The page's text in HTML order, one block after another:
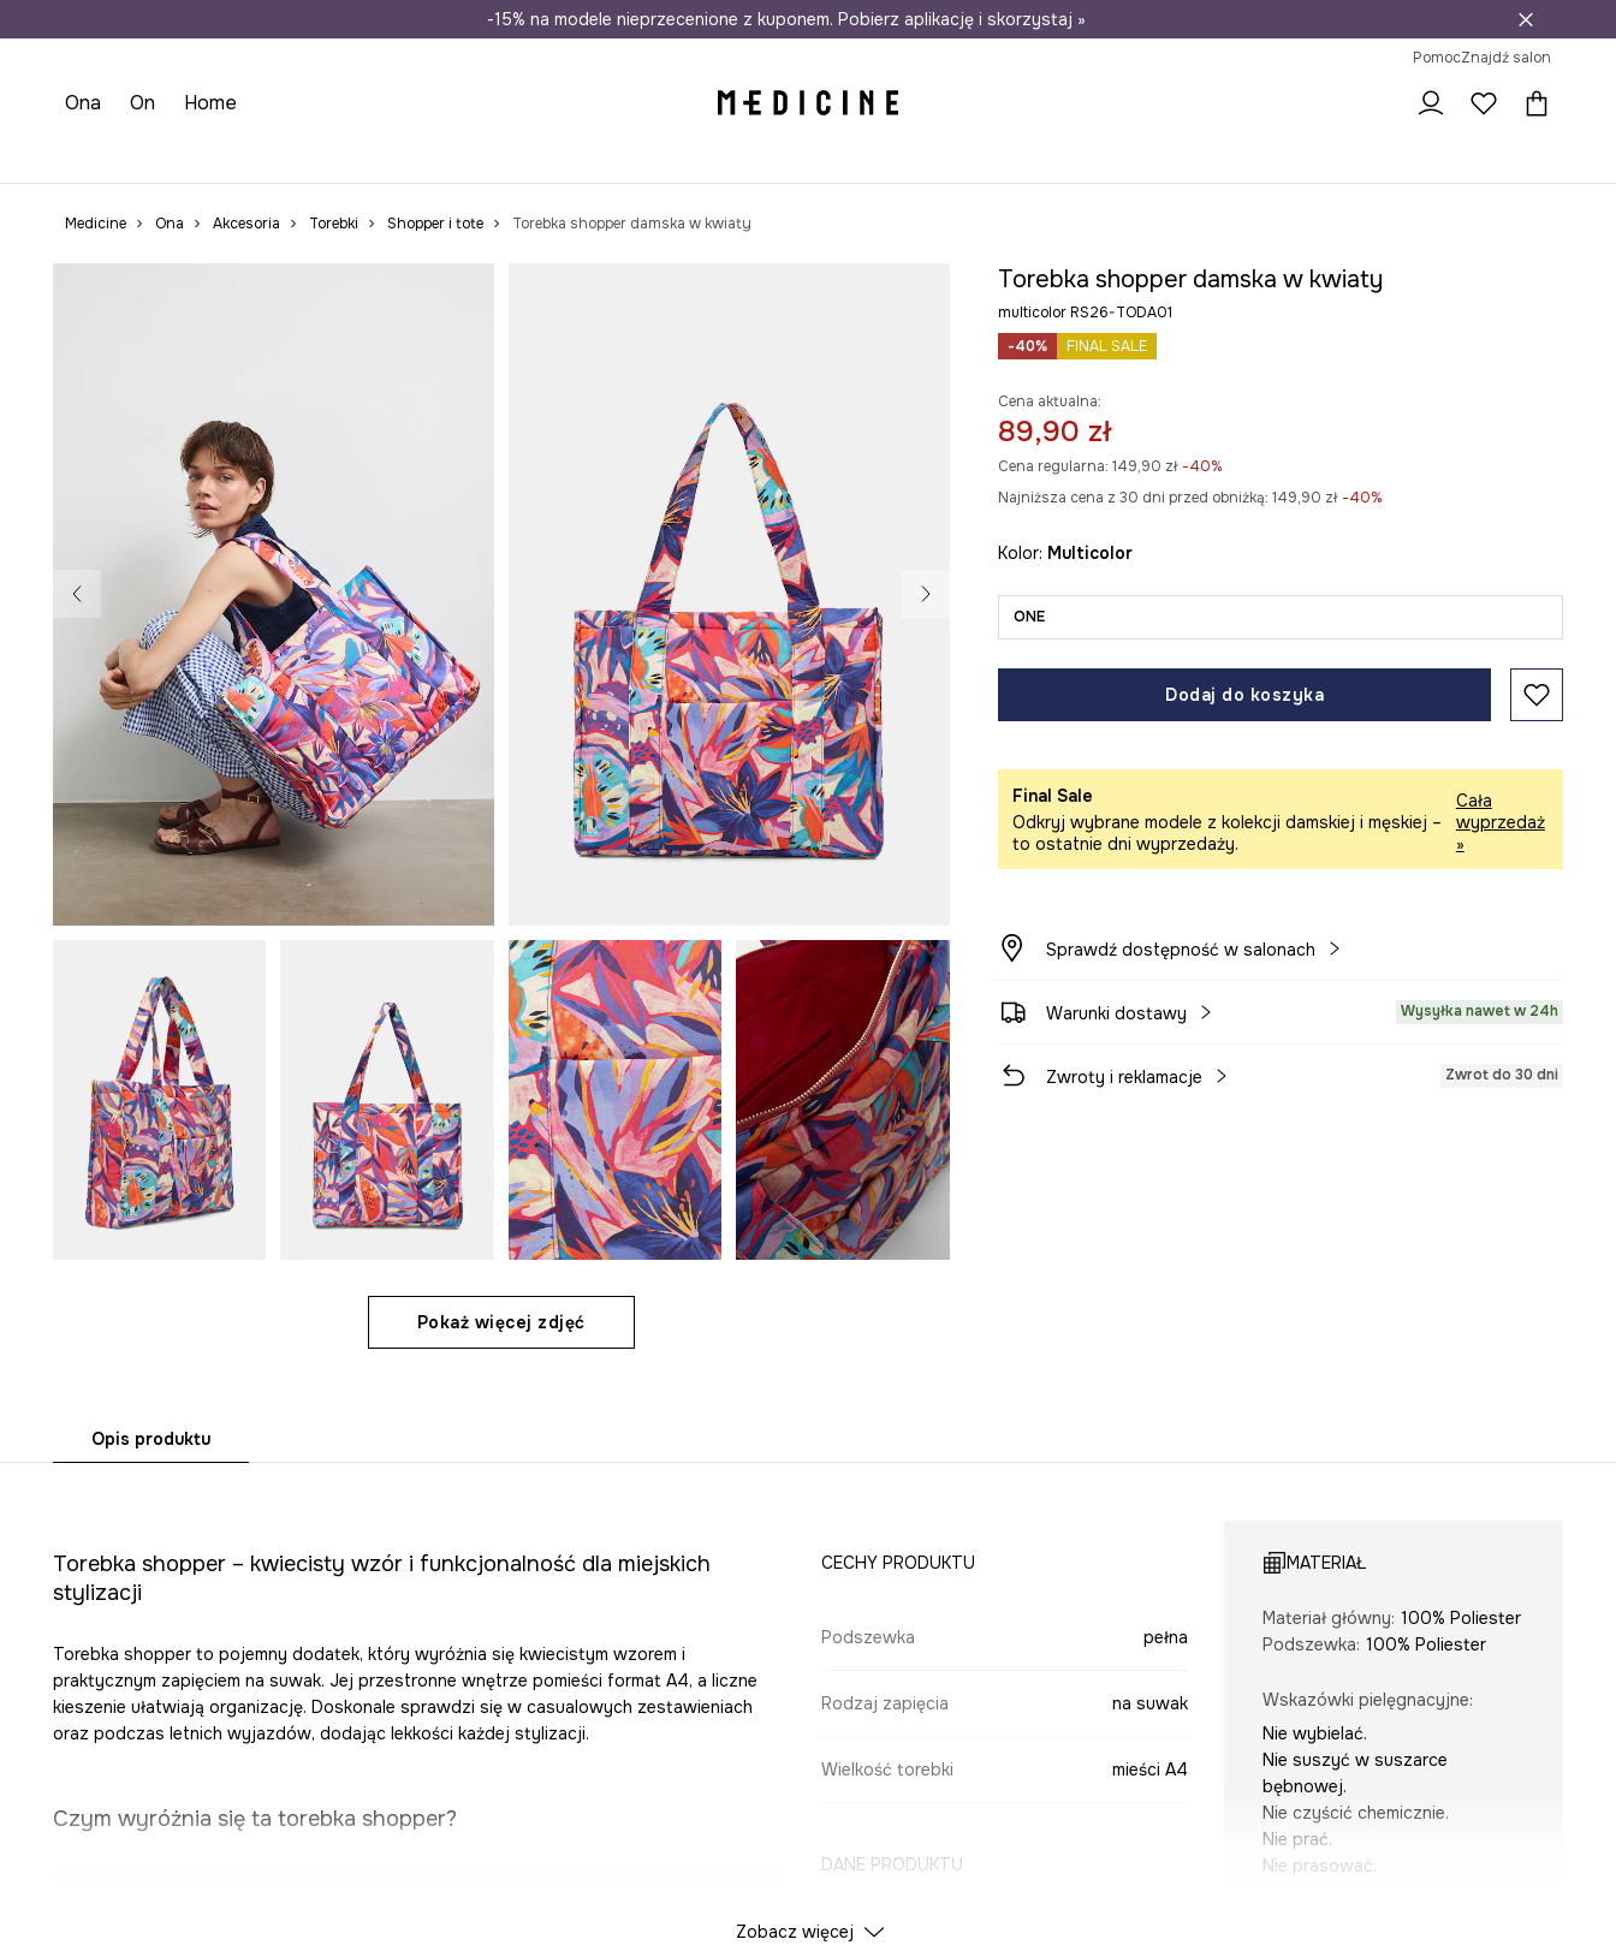
Wysyłka nawet w 24h Darmowa dostawa do salonów 30 dni na zwrot
-15% na modele nieprzecenione z kuponem. Pobierz aplikację i skorzystaj »
PomocZnajdź salon
Ona On Home
Medicine Ona Akcesoria Torebki Shopper i tote Torebka shopper damska w kwiaty
Pokaż więcej zdjęć
Torebka shopper damska w kwiaty
multicolor RS26-TODA01
-40%
FINAL SALE
Cena aktualna:
89,90 zł
Cena regularna: 149,90 zł-40%
Najniższa cena z 30 dni przed obniżką: 149,90 zł -40%
Kolor: multicolor
ONE
Dodaj do koszyka
Final Sale
Odkryj wybrane modele z kolekcji damskiej i męskiej –
to ostatnie dni wyprzedaży.
Cała
wyprzedaż
»
Sprawdź dostępność w salonach
Warunki dostawy Wysyłka nawet w 24h
Zwroty i reklamacje Zwrot do 30 dni
Opis produktu
Torebka shopper – kwiecisty wzór i funkcjonalność dla miejskich
stylizacji
Torebka shopper to pojemny dodatek, który wyróżnia się kwiecistym wzorem i
praktycznym zapięciem na suwak. Jej przestronne wnętrze pomieści format A4, a liczne
kieszenie ułatwiają organizację. Doskonale sprawdzi się w casualowych zestawieniach
oraz podczas letnich wyjazdów, dodając lekkości każdej stylizacji.
Czym wyróżnia się ta torebka shopper?
CECHY PRODUKTU
Podszewka pełna
Rodzaj zapięcia na suwak
Wielkość torebki mieści A4
DANE PRODUKTU
Kolor
MATERIAŁ
Materiał główny: 100% Poliester
Podszewka: 100% Poliester
Wskazówki pielęgnacyjne:
Nie wybielać.
Nie suszyć w suszarce
bębnowej.
Nie czyścić chemicznie.
Nie prać.
Nie prasować.
Zobacz więcej